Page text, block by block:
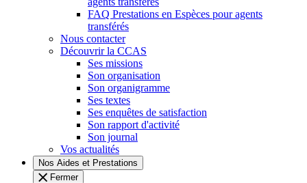
FAQ Prestations en Espèces pour agents
transférés
Nous contacter
Découvrir la CCAS
Ses missions
Son organisation
Son organigramme
Ses textes
Ses enquêtes de satisfaction
Son rapport d'activité
Son journal
Vos actualités
Nos Aides et Prestations
Fermer